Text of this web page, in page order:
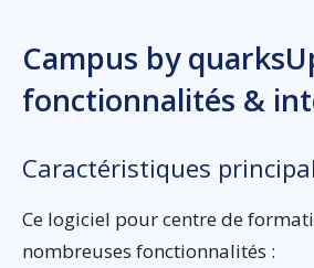
Campus by
fonctionnalités &
Caractéristiques
Ce logiciel pour centre de
nombreuses fonctionnalités :